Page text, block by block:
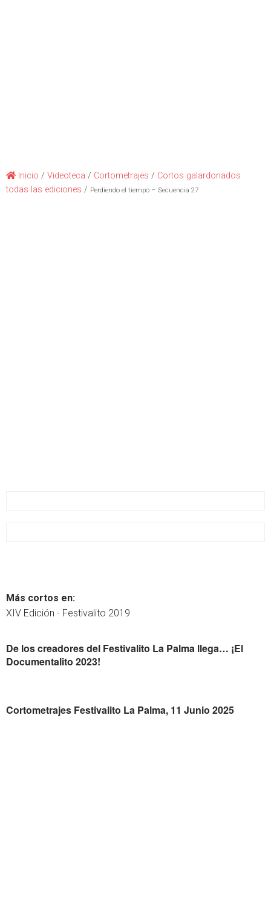
Inicio / Videoteca / Cortometrajes / Cortos galardonados
todas las ediciones / Perdiendo el tiempo – Secuencia 27
Más cortos en:
XIV Edición - Festivalito 2019
De los creadores del Festivalito La Palma llega… ¡El
Documentalito 2023!
Cortometrajes Festivalito La Palma, 11 Junio 2025